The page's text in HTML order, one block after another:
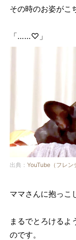
その時のお姿がこ
「……♡」
出典： YouTube（フレン
ママさんに抱っこ
まるでとろけるよ
のです。